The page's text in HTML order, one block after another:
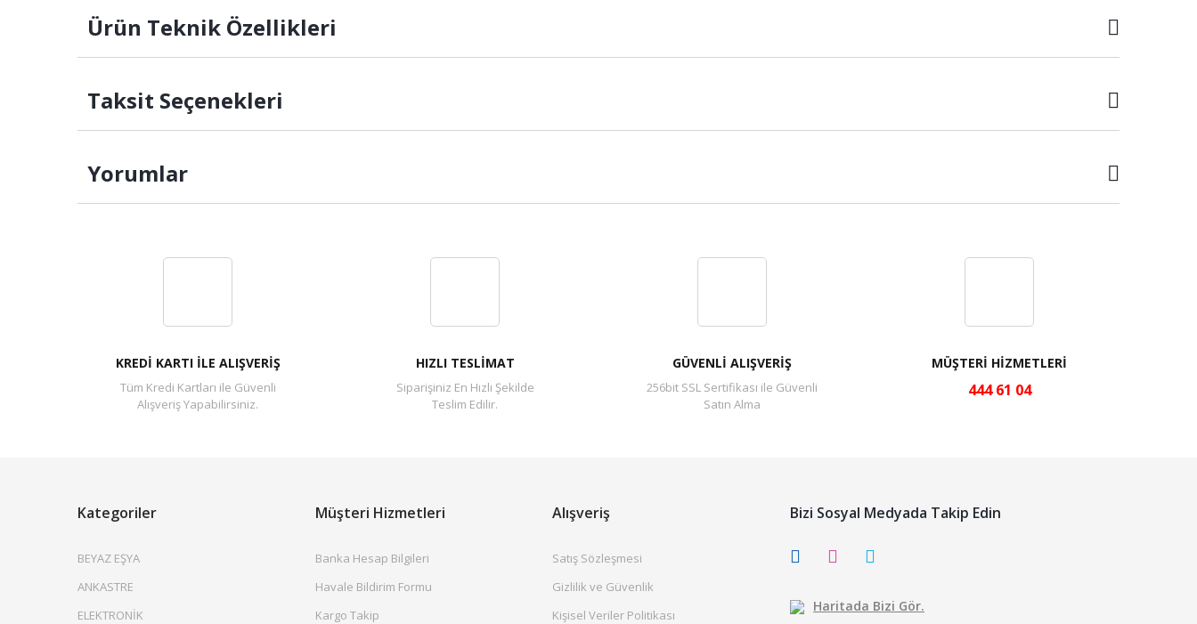
Ürün Teknik Özellikleri
Taksit Seçenekleri
Yorumlar
KREDİ KARTI İLE ALIŞVERİŞ
Tüm Kredi Kartları ile Güvenli
Alışveriş Yapabilirsiniz.
HIZLI TESLİMAT
Siparişiniz En Hızlı Şekilde
Teslim Edilir.
GÜVENLİ ALIŞVERİŞ
256bit SSL Sertifikası ile Güvenli
Satın Alma
MÜŞTERİ HİZMETLERİ
444 61 04
Kategoriler
BEYAZ EŞYA
ANKASTRE
ELEKTRONİK
Müşteri Hizmetleri
Banka Hesap Bilgileri
Havale Bildirim Formu
Kargo Takip
Alışveriş
Satış Sözleşmesi
Gizlilik ve Güvenlik
Kişisel Veriler Politikası
Bizi Sosyal Medyada Takip Edin
Haritada Bizi Gör.